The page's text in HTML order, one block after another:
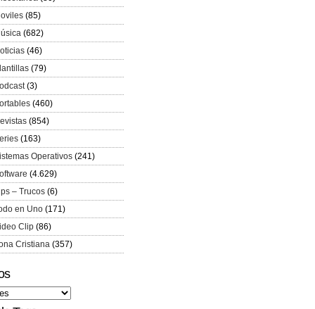
(85)
(682)
(46)
(79)
(3)
(460)
(854)
(163)
Operativos (241)
(4.629)
– Trucos (6)
en Uno (171)
Clip (86)
Cristiana (357)